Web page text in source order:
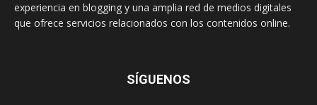
experiencia en blogging y una amplia red de medios digitales
que ofrece servicios relacionados con los contenidos online.
SÍGUENOS